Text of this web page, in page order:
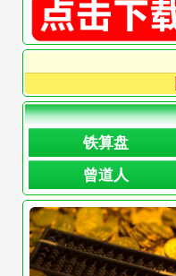
铁算盘
曾道人